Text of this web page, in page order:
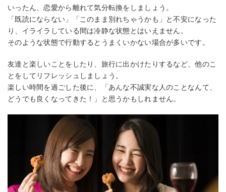
いったん、恋愛から離れて気分転換をしましょう。
「既読にならない」「このまま別れちゃうかも」と不安になった
り、イライラしている間は冷静な状態とはいえません。
そのような状態で行動するとうまくいかない場合が多いです。
友達と楽しいことをしたり、旅行に出かけたりするなど、他のこ
とをしてリフレッシュしましょう。
楽しい時間を過ごした後に、「あんな不誠実な人のことなんて、
どうでも良くなってきた！」と思うかもしれません。